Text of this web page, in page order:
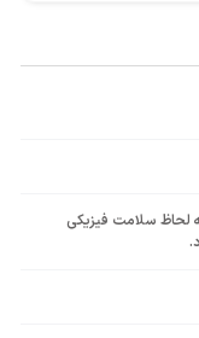
لحاظ سلامت فیزیکی